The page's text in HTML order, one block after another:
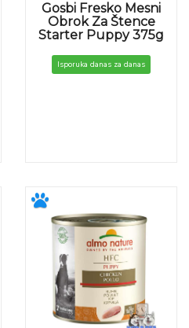
Gosbi Fresko Mesni
Obrok Za Štence
Starter Puppy 375g
Isporuka danas za danas